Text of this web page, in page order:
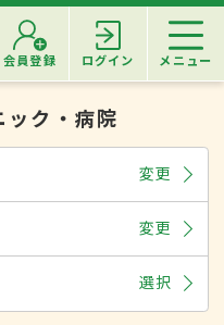
会員登録 ログイン メニュー
ック・病院
変更
変更
選択